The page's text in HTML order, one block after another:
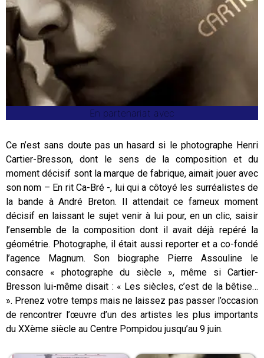
En partenariat avec
Ce n’est sans doute pas un hasard si le photographe Henri
Cartier-Bresson, dont le sens de la composition et du
moment décisif sont la marque de fabrique, aimait jouer avec
son nom – En rit Ca-Bré -, lui qui a côtoyé les surréalistes de
la bande à André Breton. Il attendait ce fameux moment
décisif en laissant le sujet venir à lui pour, en un clic, saisir
l’ensemble de la composition dont il avait déjà repéré la
géométrie. Photographe, il était aussi reporter et a co-fondé
l’agence Magnum. Son biographe Pierre Assouline le
consacre « photographe du siècle », même si Cartier-
Bresson lui-même disait : « Les siècles, c’est de la bêtise…
». Prenez votre temps mais ne laissez pas passer l’occasion
de rencontrer l’œuvre d’un des artistes les plus importants
du XXème siècle au Centre Pompidou jusqu’au 9 juin.